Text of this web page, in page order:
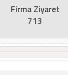
Firma Ziyaret
713